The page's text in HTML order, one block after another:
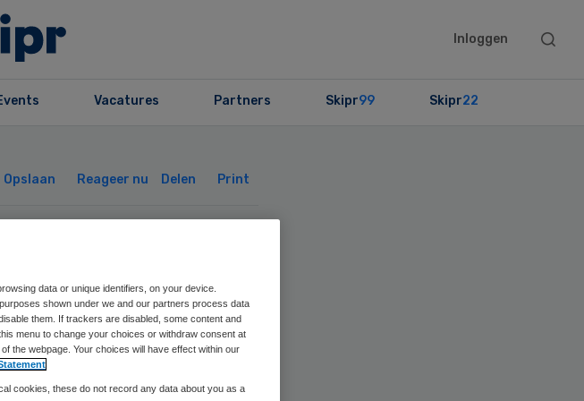
Inloggen
Search
Vacatures Partners Skipr99 Skipr22
Opslaan Reageer nu Delen Print
is niet
aan
data or unique identifiers, on your device.
shown under we and our partners process data
them. If trackers are disabled, some content and
menu to change your choices or withdraw consent at
the webpage. Your choices will have effect within our
cookies, these do not record any data about you as a